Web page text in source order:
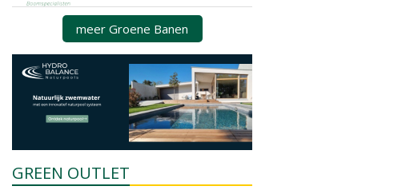
meer Groene Banen
GREEN OUTLET